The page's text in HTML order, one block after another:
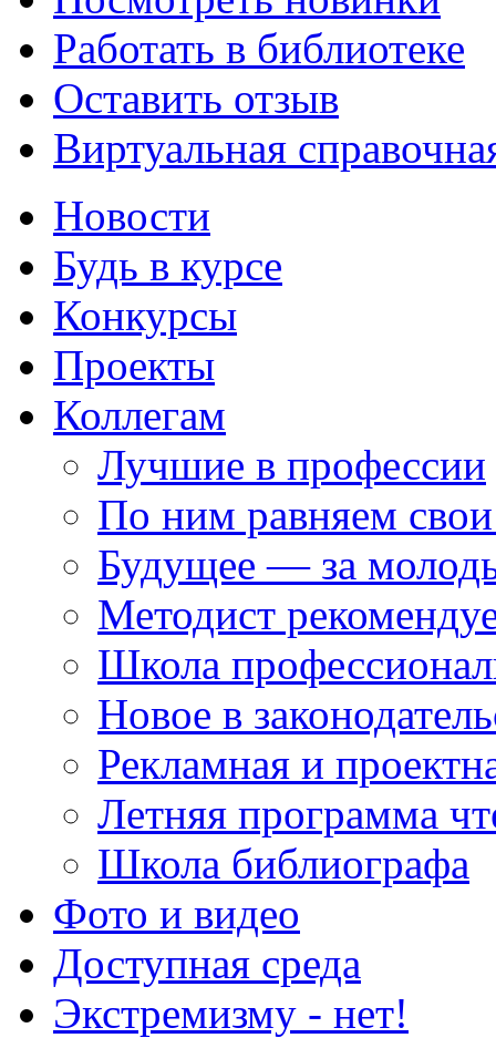
Работать в библиотеке
Оставить отзыв
Виртуальная
Новости
Будь в курсе
Конкурсы
Проекты
Коллегам
Лучшие в профессии
По ним равняем
Будущее — за
Методист
Школа
Новое в
Рекламная и
Летняя программа
Школа библиографа
Фото и видео
Доступная среда
Экстремизму - нет!